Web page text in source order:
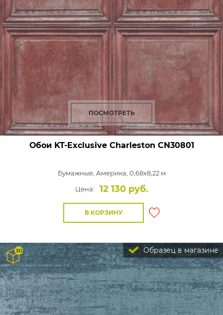
ПОСМОТРЕТЬ
Обои KT-Exclusive Charleston CN30801
Бумажные, Америка, 0,68x8,22 м
Цена:
12 130 руб.
В КОРЗИНУ
Образец в магазине